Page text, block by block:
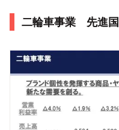
二輪車事業 先進国